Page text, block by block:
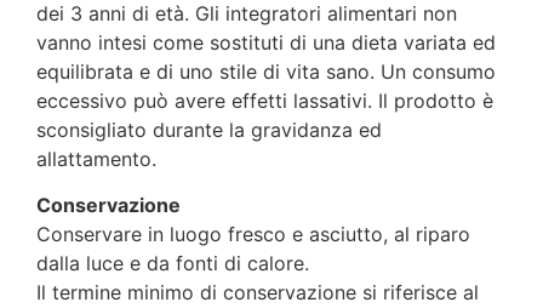
dei 3 anni di età. Gli integratori alimentari non
vanno intesi come sostituti di una dieta variata ed
equilibrata e di uno stile di vita sano. Un consumo
eccessivo può avere effetti lassativi. Il prodotto è
sconsigliato durante la gravidanza ed
allattamento.
Conservazione
Conservare in luogo fresco e asciutto, al riparo
dalla luce e da fonti di calore.
Il termine minimo di conservazione si riferisce al